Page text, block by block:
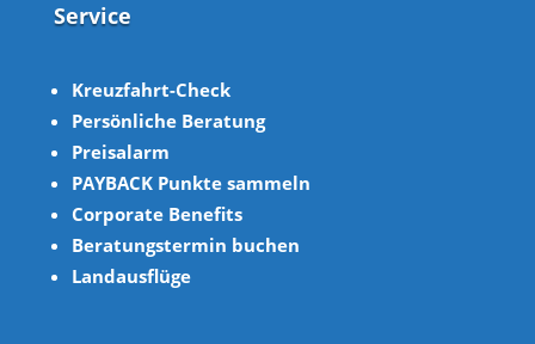
Service
Kreuzfahrt-Check
Persönliche Beratung
Preisalarm
PAYBACK Punkte sammeln
Corporate Benefits
Beratungstermin buchen
Landausflüge